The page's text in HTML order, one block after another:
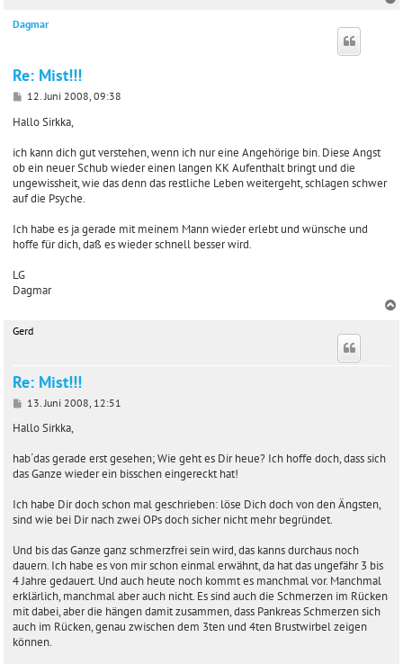
Dagmar
Re: Mist!!!
B
i
a
g
12. Juni 2008, 09:38
Hallo Sirkka,
ich kann dich gut verstehen, wenn ich nur eine Angehörige bin. Diese Angst
ob ein neuer Schub wieder einen langen KK Aufenthalt bringt und die
ungewissheit, wie das denn das restliche Leben weitergeht, schlagen schwer
auf die Psyche.
Ich habe es ja gerade mit meinem Mann wieder erlebt und wünsche und
hoffe für dich, daß es wieder schnell besser wird.
LG
Dagmar
Gerd
Re: Mist!!!
B
i
r
a
g
13. Juni 2008, 12:51
Hallo Sirkka,
hab´das gerade erst gesehen; Wie geht es Dir heue? Ich hoffe doch, dass sich
das Ganze wieder ein bisschen eingereckt hat!
Ich habe Dir doch schon mal geschrieben: löse Dich doch von den Ängsten,
sind wie bei Dir nach zwei OPs doch sicher nicht mehr begründet.
Und bis das Ganze ganz schmerzfrei sein wird, das kanns durchaus noch
dauern. Ich habe es von mir schon einmal erwähnt, da hat das ungefähr 3 bis
4 Jahre gedauert. Und auch heute noch kommt es manchmal vor. Manchmal
erklärlich, manchmal aber auch nicht. Es sind auch die Schmerzen im Rücken
mit dabei, aber die hängen damit zusammen, dass Pankreas Schmerzen sich
auch im Rücken, genau zwischen dem 3ten und 4ten Brustwirbel zeigen
können.